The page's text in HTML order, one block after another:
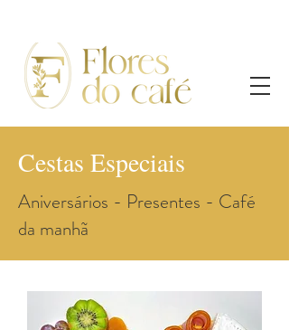
Cestas Especiais
Aniversários - Presentes - Café
da manhã